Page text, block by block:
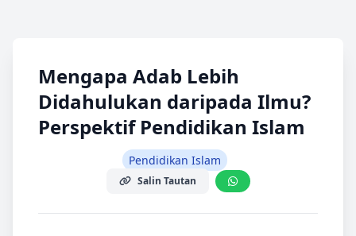
Mengapa Adab Lebih
Didahulukan daripada Ilmu?
Perspektif Pendidikan Islam
Pendidikan Islam
Salin Tautan